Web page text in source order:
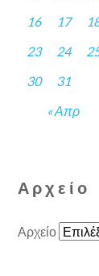
« Απρ
16
17
23
24
30
31
Αρχείο
Αρχείο